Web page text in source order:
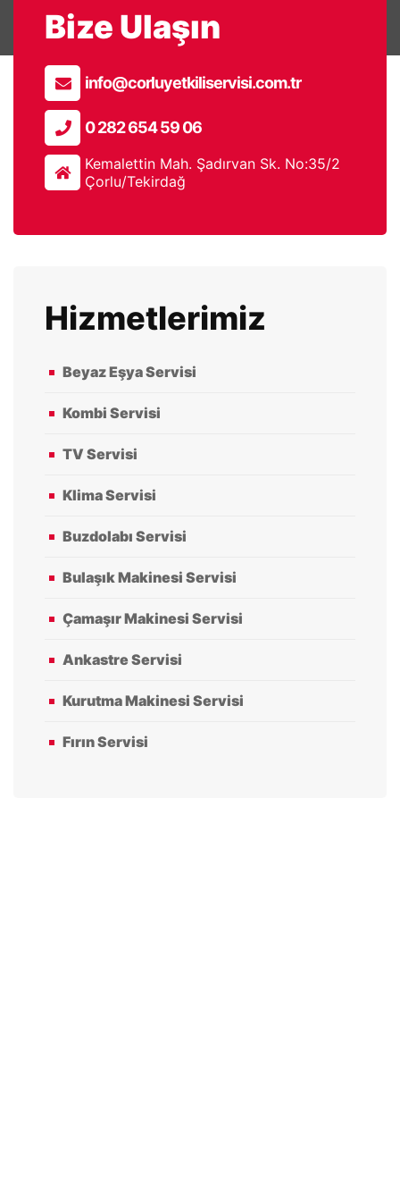
Bize Ulaşın
info@corluyetkiliservisi.com.tr
0 282 654 59 06
Kemalettin Mah. Şadırvan Sk. No:35/2
Çorlu/Tekirdağ
Hizmetlerimiz
Beyaz Eşya Servisi
Kombi Servisi
TV Servisi
Klima Servisi
Buzdolabı Servisi
Bulaşık Makinesi Servisi
Çamaşır Makinesi Servisi
Ankastre Servisi
Kurutma Makinesi Servisi
Fırın Servisi